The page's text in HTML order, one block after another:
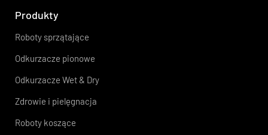
Produkty
Roboty sprzątające
Odkurzacze pionowe
Odkurzacze Wet & Dry
Zdrowie i pielęgnacja
Roboty koszące